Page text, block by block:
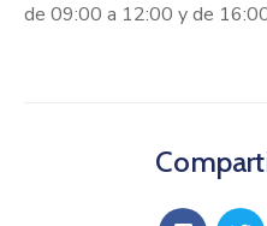
de 09:00 a 12:00 y de